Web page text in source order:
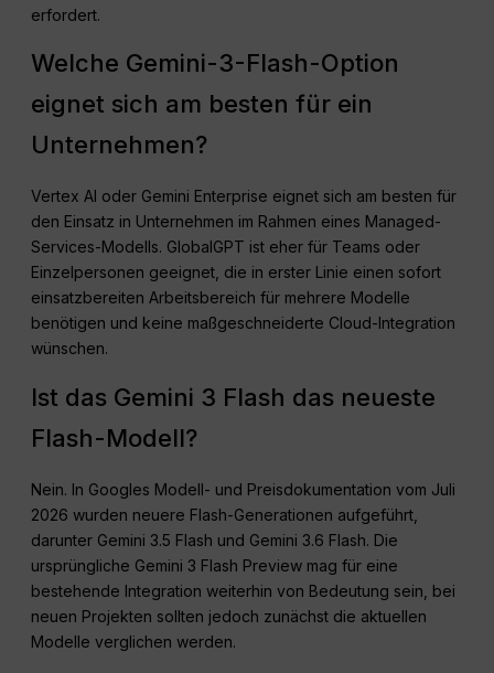
erfordert.
Welche Gemini-3-Flash-Option
eignet sich am besten für ein
Unternehmen?
Vertex AI oder Gemini Enterprise eignet sich am besten für
den Einsatz in Unternehmen im Rahmen eines Managed-
Services-Modells. GlobalGPT ist eher für Teams oder
Einzelpersonen geeignet, die in erster Linie einen sofort
einsatzbereiten Arbeitsbereich für mehrere Modelle
benötigen und keine maßgeschneiderte Cloud-Integration
wünschen.
Ist das Gemini 3 Flash das neueste
Flash-Modell?
Nein. In Googles Modell- und Preisdokumentation vom Juli
2026 wurden neuere Flash-Generationen aufgeführt,
darunter Gemini 3.5 Flash und Gemini 3.6 Flash. Die
ursprüngliche Gemini 3 Flash Preview mag für eine
bestehende Integration weiterhin von Bedeutung sein, bei
neuen Projekten sollten jedoch zunächst die aktuellen
Modelle verglichen werden.